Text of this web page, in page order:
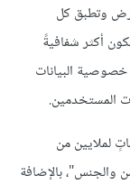
وتطبق كل
أكثر شفافيةً
البيانات
المستخدمين.
لملايين من
والجنس"، بالإضافة